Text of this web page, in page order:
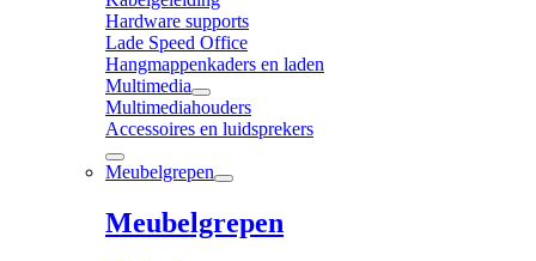
Hardware supports
Lade Speed Office
Hangmappenkaders en laden
Multimedia
Multimediahouders
Accessoires en luidsprekers
Meubelgrepen
Meubelgrepen